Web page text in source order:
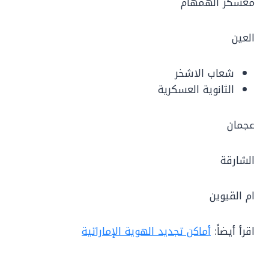
العين
شعاب الاشخر
الثانوية العسكرية
عجمان
الشارقة
ام القيوين
اقرأ أيضاً: أماكن تجديد الهوية الإماراتية